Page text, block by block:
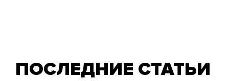
ПОСЛЕДНИЕ СТАТЬИ